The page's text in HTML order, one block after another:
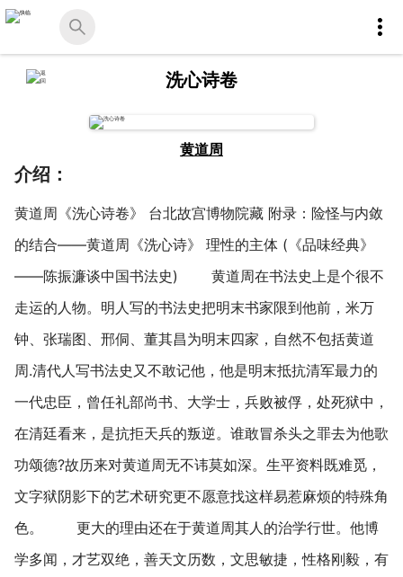
洗心诗卷
黄道周
介绍：
黄道周《洗心诗卷》 台北故宫博物院藏 附录：险怪与内敛
的结合——黄道周《洗心诗》 理性的主体 (《品味经典》
——陈振濂谈中国书法史) 黄道周在书法史上是个很不
走运的人物。明人写的书法史把明末书家限到他前，米万
钟、张瑞图、邢侗、董其昌为明末四家，自然不包括黄道
周.清代人写书法史又不敢记他，他是明末抵抗清军最力的
一代忠臣，曾任礼部尚书、大学士，兵败被俘，处死狱中，
在清廷看来，是抗拒天兵的叛逆。谁敢冒杀头之罪去为他歌
功颂德?故历来对黄道周无不讳莫如深。生平资料既难觅，
文字狱阴影下的艺术研究更不愿意找这样易惹麻烦的特殊角
色。 更大的理由还在于黄道周其人的治学行世。他博
学多闻，才艺双绝，善天文历数，文思敏捷，性格刚毅，有